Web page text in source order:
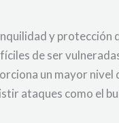
y protección
de ser
un mayor nivel
ataques como el